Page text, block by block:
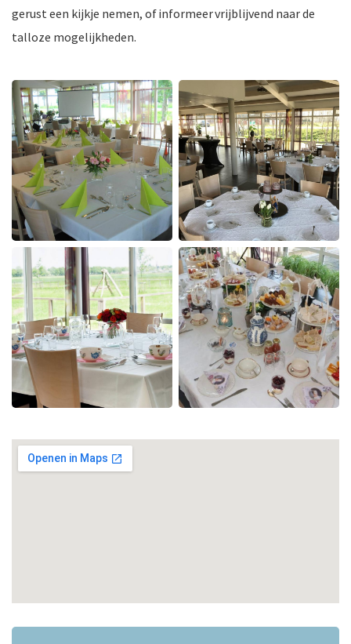
gerust een kijkje nemen, of informeer vrijblijvend naar de
talloze mogelijkheden.